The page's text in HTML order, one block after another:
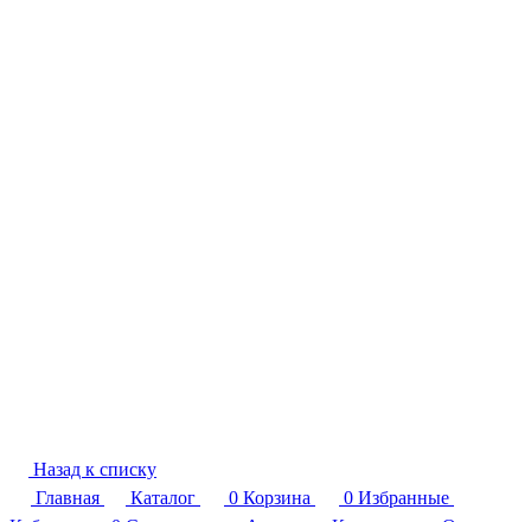
Назад к списку
Главная
Каталог 0 Корзина 0 Избранные